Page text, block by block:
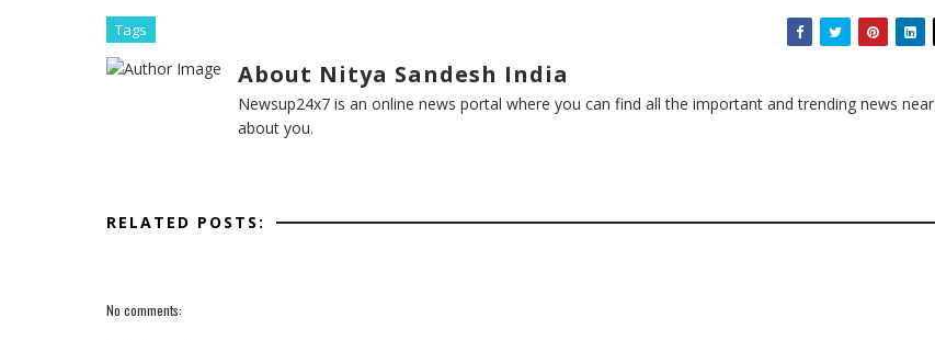
Tags
About Nitya Sandesh India
Newsup24x7 is an online news portal where you can find all the important and trending news near
about you.
RELATED POSTS:
No comments: